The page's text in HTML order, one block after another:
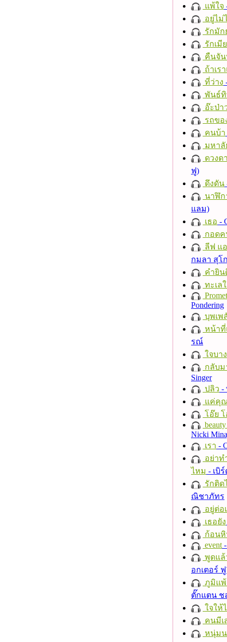
แพ้ใจ
อยู่ไม่
รักมัก
รักเมี
คืนจั
ถ้าเร
ที่ว่าง
พันธ์
อ๊ะป่า
รถขอ
คนบ้า
มหาลั
ดวงด
ฟู)
ดึงดัน
นาฬิก
แลม)
เธอ -
กอดค
ลีฟ แอ
กมลา สุโ
คำยิน
ทะเล
Pondering
บุพเพ
หน้าที่
รณ์
ใจบาง
กลับม
Singer
ปลิว -
แค่คุ
โอ๊ย
Nicki
เรา -
อย่าท
ไหม - เบิ
รักติด
ณิชาภัทร
อยู่ต่อ
เธอยัง
ก้อน
event
พูดแล้
อกเตอร์
ภูมิแพ้
ตั๊กแตน ช
ใจให้
คนมีเ
หนุ่มน